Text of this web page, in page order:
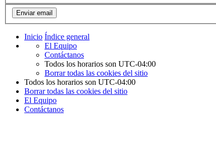
Inicio Índice general
El Equipo
Contáctanos
Todos los horarios son UTC-04:00
Borrar todas las cookies del sitio
Todos los horarios son UTC-04:00
Borrar todas las cookies del sitio
El Equipo
Contáctanos